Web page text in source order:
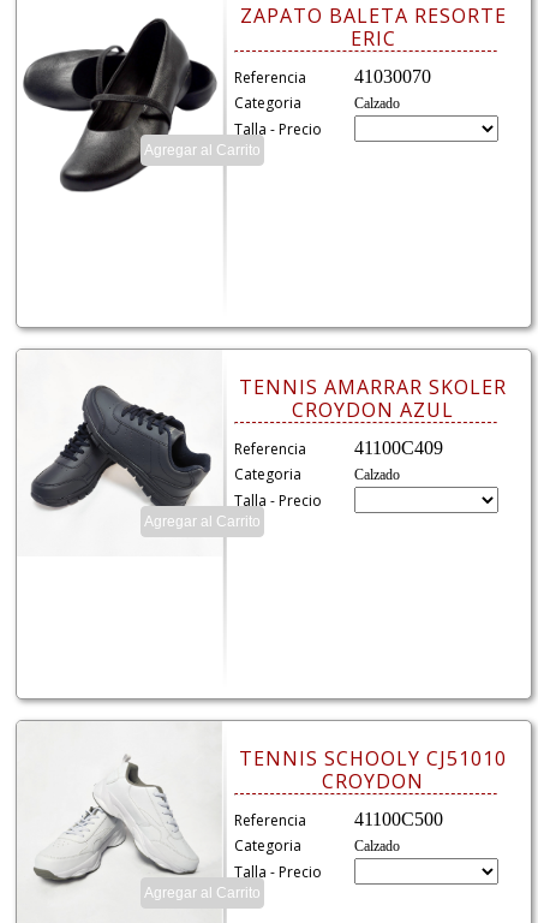
ZAPATO BALETA RESORTE
ERIC
Referencia
41030070
Categoria
Calzado
Talla - Precio
TENNIS AMARRAR SKOLER
CROYDON AZUL
Referencia
41100C409
Categoria
Calzado
Talla - Precio
TENNIS SCHOOLY CJ51010
CROYDON
Referencia
41100C500
Categoria
Calzado
Talla - Precio